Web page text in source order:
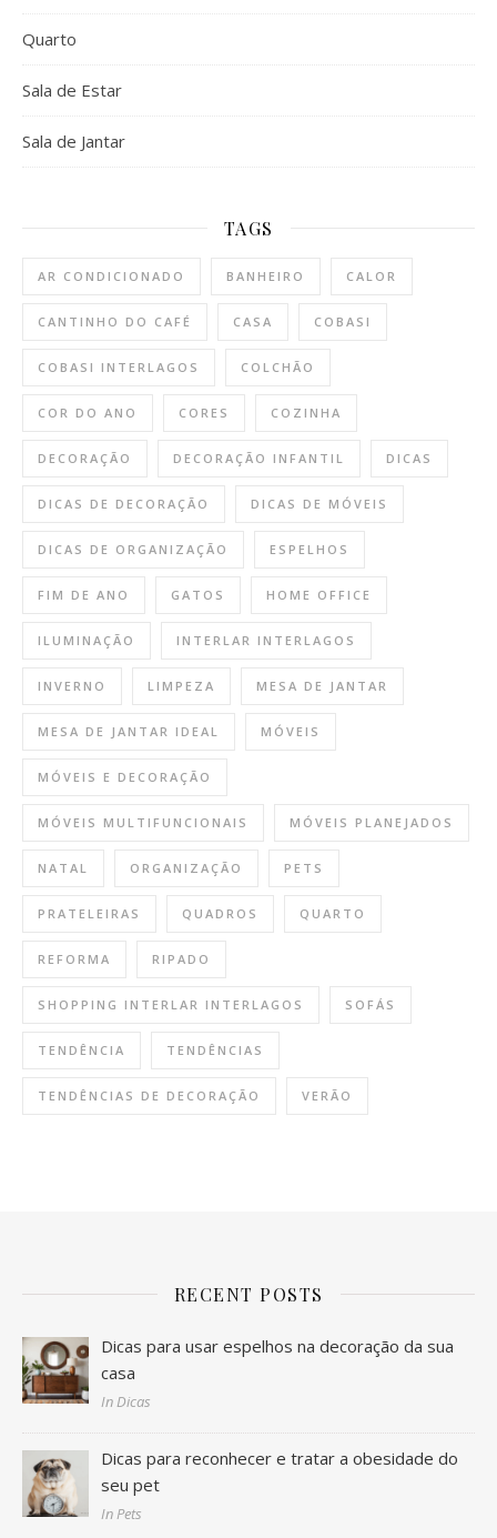
Quarto
Sala de Estar
Sala de Jantar
TAGS
AR CONDICIONADO BANHEIRO CALOR
CANTINHO DO CAFÉ CASA COBASI
COBASI INTERLAGOS COLCHÃO
COR DO ANO CORES COZINHA
DECORAÇÃO DECORAÇÃO INFANTIL DICAS
DICAS DE DECORAÇÃO DICAS DE MÓVEIS
DICAS DE ORGANIZAÇÃO ESPELHOS
FIM DE ANO GATOS HOME OFFICE
ILUMINAÇÃO INTERLAR INTERLAGOS
INVERNO LIMPEZA MESA DE JANTAR
MESA DE JANTAR IDEAL MÓVEIS
MÓVEIS E DECORAÇÃO
MÓVEIS MULTIFUNCIONAIS MÓVEIS PLANEJADOS
NATAL ORGANIZAÇÃO PETS
PRATELEIRAS QUADROS QUARTO
REFORMA RIPADO
SHOPPING INTERLAR INTERLAGOS SOFÁS
TENDÊNCIA TENDÊNCIAS
TENDÊNCIAS DE DECORAÇÃO VERÃO
RECENT POSTS
Dicas para usar espelhos na decoração da sua
casa
In Dicas
Dicas para reconhecer e tratar a obesidade do
seu pet
In Pets